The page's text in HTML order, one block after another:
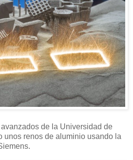
de la Universidad de
unos renos de aluminio usando la